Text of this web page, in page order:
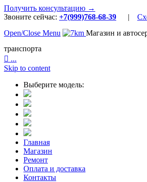
Получить консультацию →
Звоните сейчас: +7(999)768-68-39 |
Open/Close Menu
Магазин и
транспорта
 ...
Skip to content
Выберите модель:
Главная
Магазин
Ремонт
Оплата и доставка
Контакты